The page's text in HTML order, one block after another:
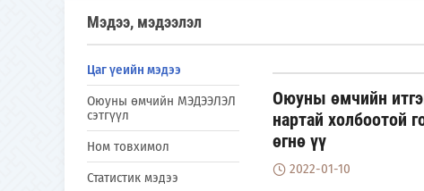
Мэдээ, мэдээлэл
Цаг үеийн мэдээ
Оюуны өмчийн МЭДЭЭЛЭЛ
сэтгүүл
Ном товхимол
Статистик мэдээ
Оюуны өмчийн
нартай холбоотой
өгнө үү
2022-01-10